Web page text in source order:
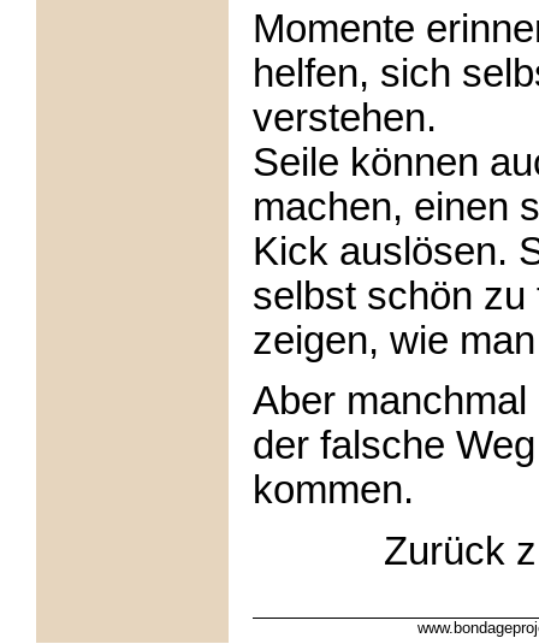
Momente
helfen, sich
verstehen.
Seile können
machen, einen
Kick auslösen.
selbst schön
zeigen, wie
Aber
der falsche
kommen.
Zurück